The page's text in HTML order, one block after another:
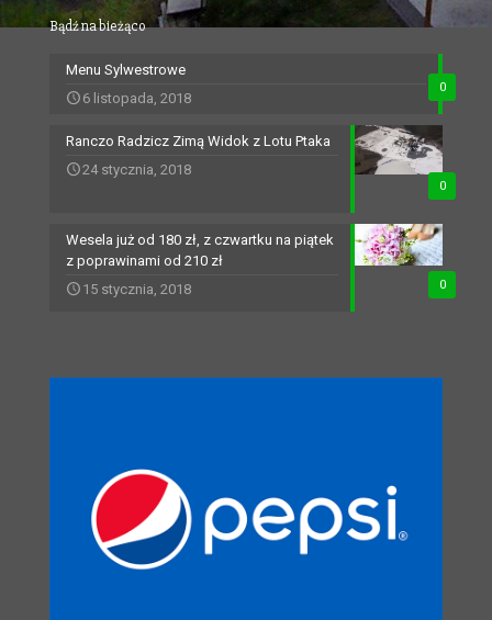
Bądź na bieżąco
0
Menu Sylwestrowe
6 listopada, 2018
0
Ranczo Radzicz Zimą Widok z Lotu Ptaka
24 stycznia, 2018
0
Wesela już od 180 zł, z czwartku na piątek
z poprawinami od 210 zł
15 stycznia, 2018